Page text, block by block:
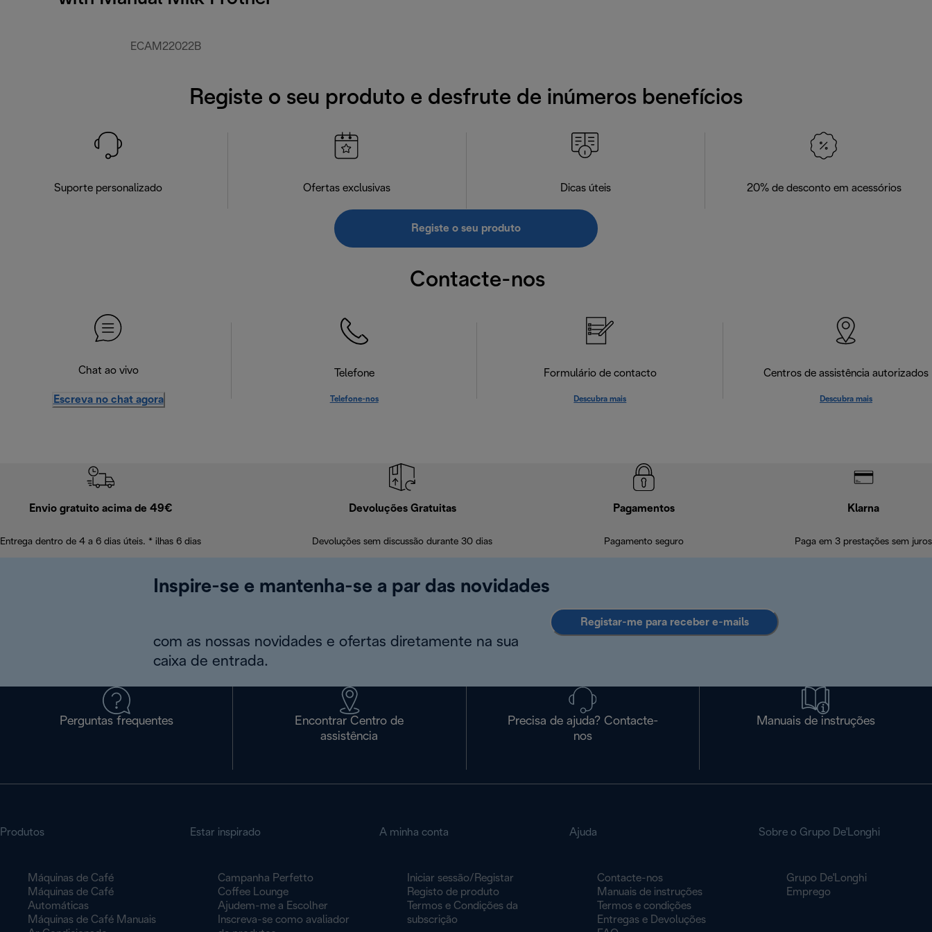
ECAM22022B
Registe o seu produto e desfrute de inúmeros benefícios
Suporte personalizado Ofertas exclusivas Dicas úteis 20% de desconto em acessórios
Registe o seu produto
Contacte-nos
Chat ao vivo
Escreva no chat agora
Telefone
Telefone-nos
Formulário de contacto
Descubra mais
Centros de assistência autorizados
Descubra mais
Envio gratuito acima de 49€
Entrega dentro de 4 a 6 dias úteis. * ilhas 6 dias
Devoluções Gratuitas
Devoluções sem discussão durante 30 dias
Pagamentos
Pagamento seguro
Klarna
Paga em 3 prestações sem juros
Inspire-se e mantenha-se a par das novidades
com as nossas novidades e ofertas diretamente na sua
caixa de entrada.
Registar-me para receber e-mails
Perguntas frequentes
Encontrar Centro de
assistência
Precisa de ajuda? Contacte-
nos
Manuais de instruções
Produtos
Máquinas de Café
Máquinas de Café
Automáticas
Máquinas de Café Manuais
Estar inspirado
Campanha Perfetto
Coffee Lounge
Ajudem-me a Escolher
Inscreva-se como avaliador
A minha conta
Iniciar sessão/Registar
Registo de produto
Termos e Condições da
subscrição
Ajuda
Contacte-nos
Manuais de instruções
Termos e condições
Entregas e Devoluções
Sobre o Grupo De'Longhi
Grupo De'Longhi
Emprego